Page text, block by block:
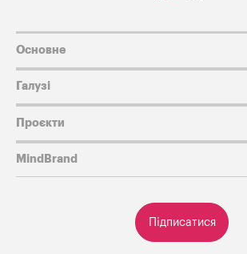
Підписатися
Основне
Галузі
Проєкти
MindBrand